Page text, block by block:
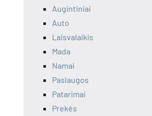
Augintiniai
Auto
Laisvalaikis
Mada
Namai
Paslaugos
Patarimai
Prekės